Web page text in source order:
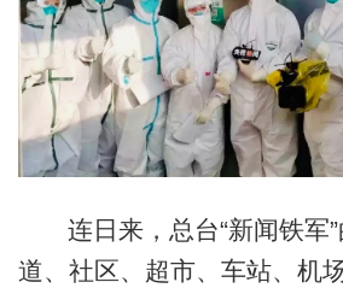
连日来，总台“新闻铁军
道、社区、超市、车站、机